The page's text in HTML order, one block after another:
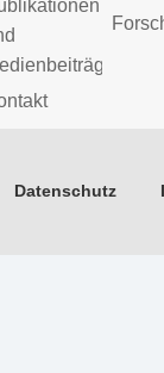
Datenschutz